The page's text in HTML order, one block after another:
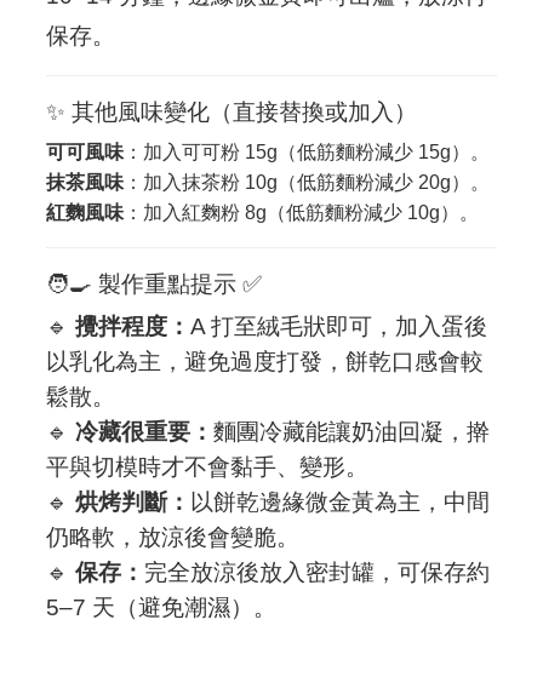
保存。
✨ 其他風味變化（直接替換或加入）
可可風味 ：加入可可粉 15g（低筋麵粉減少 15g）。
抹茶風味 ：加入抹茶粉 10g（低筋麵粉減少 20g）。
紅麴風味 ：加入紅麴粉 8g（低筋麵粉減少 10g）。
🧑‍🍳 製作重點提示 ✅
🔹攪拌程度：A 打至絨毛狀即可，加入蛋後
以乳化為主，避免過度打發，餅乾口感會較
鬆散。
🔹冷藏很重要：麵團冷藏能讓奶油回凝，擀
平與切模時才不會黏手、變形。
🔹烘烤判斷： 以餅乾邊緣微金黃為主，中間
仍略軟，放涼後會變脆。
🔹保存： 完全放涼後放入密封罐，可保存約
5–7 天（避免潮濕）。